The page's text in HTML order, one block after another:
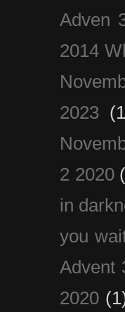
Adven
2014
2023
2 2020
in
you
Advent
2020